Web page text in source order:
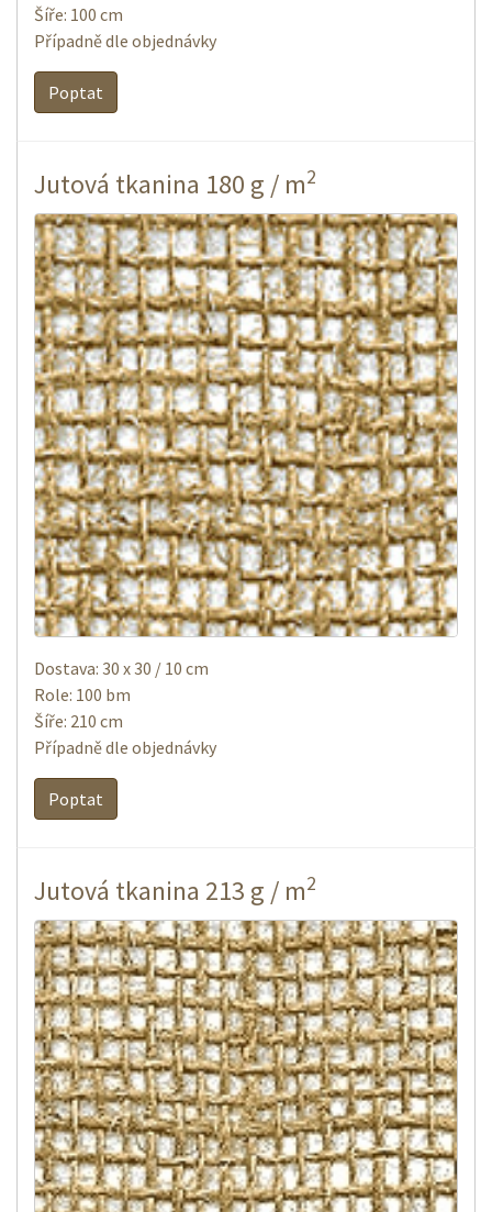
Šíře: 100 cm
Případně dle objednávky
Poptat
Jutová tkanina 180 g / m2
Dostava: 30 x 30 / 10 cm
Role: 100 bm
Šíře: 210 cm
Případně dle objednávky
Poptat
Jutová tkanina 213 g / m2